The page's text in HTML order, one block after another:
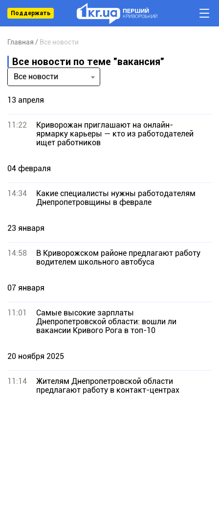
Поддержать
Главная Все новости
Все новости по теме "вакансия"
Все новости
13 апреля
11:22
Криворожан приглашают на онлайн-
ярмарку карьеры — кто из работодателей
ищет работников
04 февраля
14:34
Какие специалисты нужны работодателям
Днепропетровщины в феврале
23 января
14:58
В Криворожском районе предлагают работу
водителем школьного автобуса
07 января
11:01
Самые высокие зарплаты
Днепропетровской области: вошли ли
вакансии Кривого Рога в топ-10
20 ноября 2025
11:14
Жителям Днепропетровской области
предлагают работу в контакт-центрах